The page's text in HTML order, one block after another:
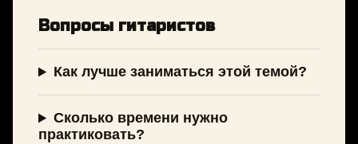
Вопросы гитаристов
Как лучше заниматься этой темой?
Сколько времени нужно
практиковать?